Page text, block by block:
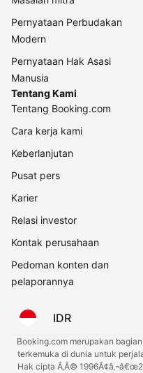
Pernyataan Perbudakan
Modern
Pernyataan Hak Asasi
Manusia
Tentang Kami
Tentang Booking.com
Cara kerja kami
Keberlanjutan
Pusat pers
Karier
Relasi investor
Kontak perusahaan
Pedoman konten dan
pelaporannya
IDR
Booking.com merupakan
terkemuka di dunia untuk
Hak cipta Ã‚Â©